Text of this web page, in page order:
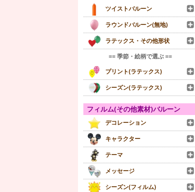
ツイストバルーン
ラウンドバルーン(無地)
ラテックス・その他形状
== 季節・絵柄で選ぶ ==
プリント(ラテックス)
シーズン(ラテックス)
フィルム(その他素材)バルーン
デコレーション
キャラクター
テーマ
メッセージ
シーズン(フィルム)